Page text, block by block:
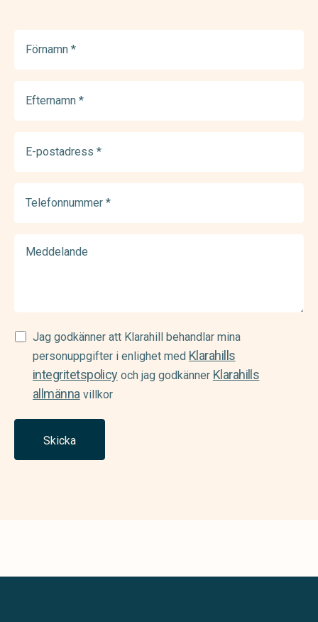
(Required)
(Required)
postadress
(Required)
Samtycke
(Required)
Jag godkänner att Klarahill behandlar mina
personuppgifter i enlighet med Klarahills
integritetspolicyoch jag godkänner Klarahills
allmännavillkor
Skicka